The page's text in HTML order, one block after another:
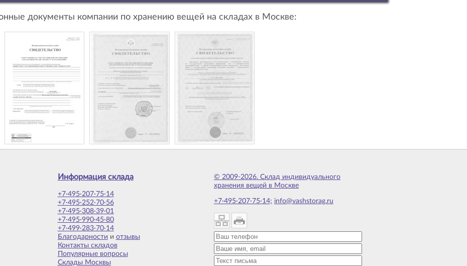
документы компании по хранению вещей на складах в Москве:
Информация склада
+7·495·207·75·14
+7·495·252·70·56
+7·495·308·39·01
+7·495·990·45·80
+7·499·283·70·14
Благодарности и отзывы
Контакты складов
Популярные вопросы
Склады Москвы
© 2009-2026. Склад индивидуального
хранения вещей в Москве
+7·495·207·75·14; info@vashstorag.ru